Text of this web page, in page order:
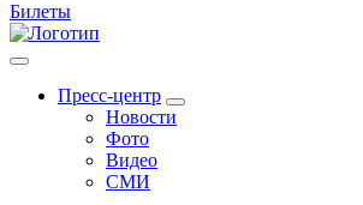
Билеты
Пресс-центр
Новости
Фото
Видео
СМИ